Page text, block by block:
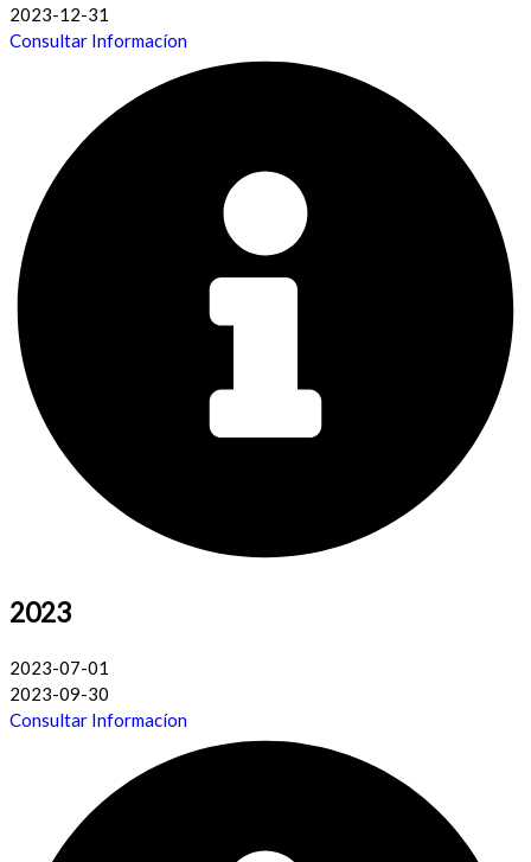
2023-12-31
Consultar Informacíon
2023
2023-07-01
2023-09-30
Consultar Informacíon